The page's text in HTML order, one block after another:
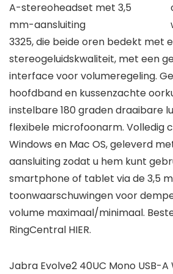
3325, die beide oren bedekt met
stereogeluidskwaliteit, met een
interface voor volumeregeling.
hoofdband en kussenzachte
instelbare 180 graden draaibare
flexibele microfoonarm. Volledig
Windows en Mac OS, geleverd
aansluiting zodat u hem kunt
smartphone of tablet via de 3,5
toonwaarschuwingen voor
volume maximaal/minimaal.
RingCentral HIER.
Jabra Evolve2 40UC Mono USB-A